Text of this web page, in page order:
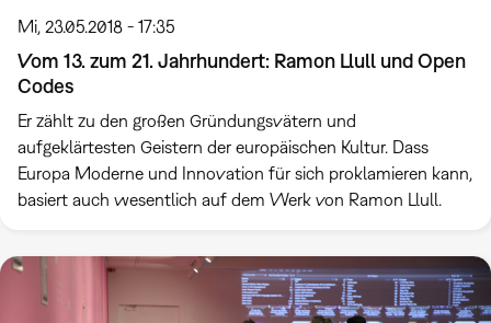
Mi, 23.05.2018 - 17:35
Vom 13. zum 21. Jahrhundert: Ramon Llull und Open
Codes
Er zählt zu den großen Gründungsvätern und
aufgeklärtesten Geistern der europäischen Kultur. Dass
Europa Moderne und Innovation für sich proklamieren kann,
basiert auch wesentlich auf dem Werk von Ramon Llull.